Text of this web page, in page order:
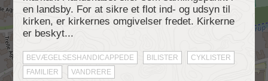
en landsby. For at sikre et flot ind- og udsyn til
kirken, er kirkernes omgivelser fredet. Kirkerne
er beskyt...
BEVÆGELSESHANDICAPPEDE BILISTER
CYKLISTER
FAMILIER
VANDRERE